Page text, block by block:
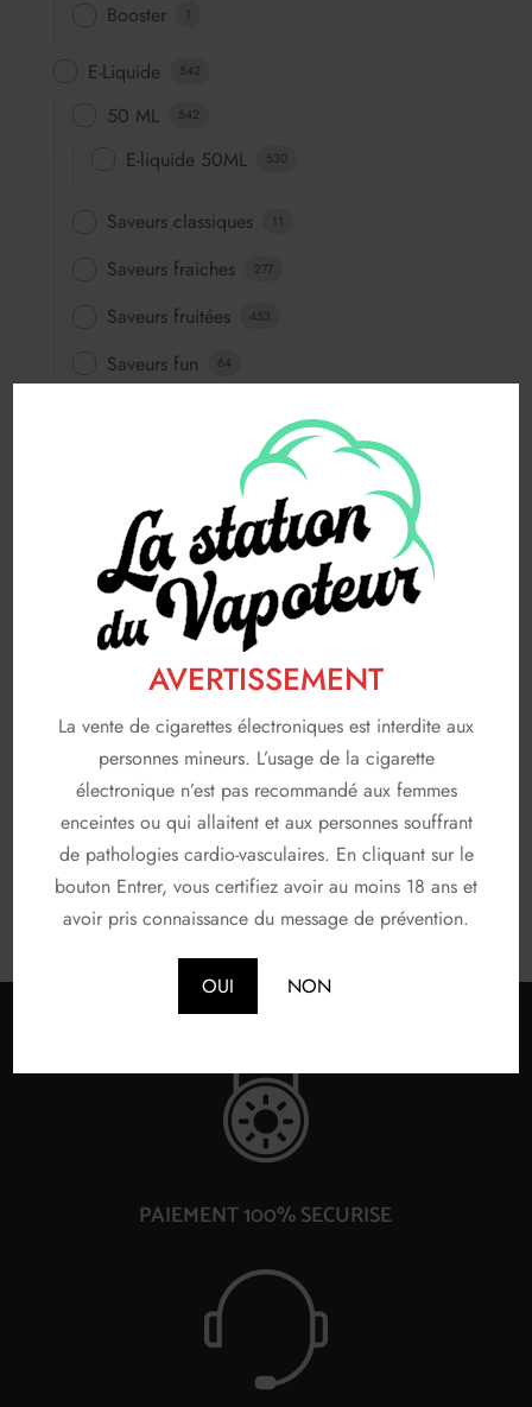
AVERTISSEMENT
La vente de cigarettes électroniques est interdite aux
personnes mineurs. L’usage de la cigarette
électronique n’est pas recommandé aux femmes
enceintes ou qui allaitent et aux personnes souffrant
de pathologies cardio-vasculaires. En cliquant sur le
bouton Entrer, vous certifiez avoir au moins 18 ans et
avoir pris connaissance du message de prévention.
OUI NON
Booster 1
E-Liquide 542
50 ML 542
E-liquide 50ML 530
Saveurs classiques 11
Saveurs fraiches 277
Saveurs fruitées 453
Saveurs fun 64
A & L
AVAP 5
FRUIZEE 18
LIQUIDEO
Non classé
En stock
PAIEMENT 100% SECURISE